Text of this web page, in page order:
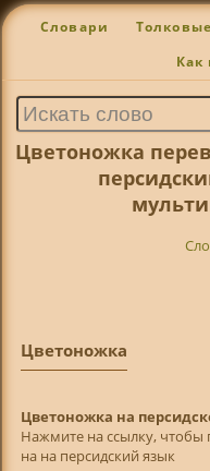
Словари Толковые
Как
Цветоножка
Цветоножка
Цветоножка на
Нажмите на ссылку, чтобы
на на персидский язык